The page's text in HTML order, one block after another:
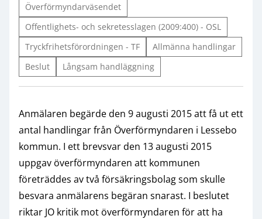
Överförmyndarväsendet
Offentlighets- och sekretesslagen (2009:400) - OSL
Tryckfrihetsförordningen - TF
Allmänna handlingar
Beslut
Långsam handläggning
Anmälaren begärde den 9 augusti 2015 att få ut ett
antal handlingar från Överförmyndaren i Lessebo
kommun. I ett brevsvar den 13 augusti 2015
uppgav överförmyndaren att kommunen
företräddes av två försäkringsbolag som skulle
besvara anmälarens begäran snarast. I beslutet
riktar JO kritik mot överförmyndaren för att ha